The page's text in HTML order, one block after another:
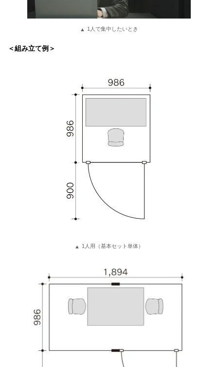
1人で集中したいとき
＜組み立て例＞
1人用（基本セット単体）